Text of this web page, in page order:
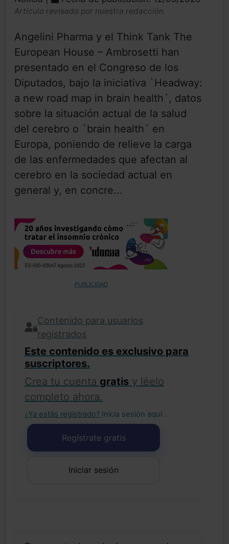
Artículo revisado por nuestra redacción
Angelini Pharma y el Think Tank The
European House – Ambrosetti han
presentado en el Congreso de los
Diputados, bajo la iniciativa `Headway:
a new road map in brain health´, datos
sobre la situación actual de la salud
del cerebro o `brain health´ en
Europa, poniendo de relieve la carga
de las enfermedades que afectan al
cerebro en la sociedad actual en
general y, en concre...
PUBLICIDAD
Contenido para usuarios
registrados
Este contenido es exclusivo para
suscriptores.
Crea tu cuenta gratis y léelo
completo ahora.
¿Ya estás registrado? Inicia sesión aquí .
Regístrate gratis
Iniciar sesión